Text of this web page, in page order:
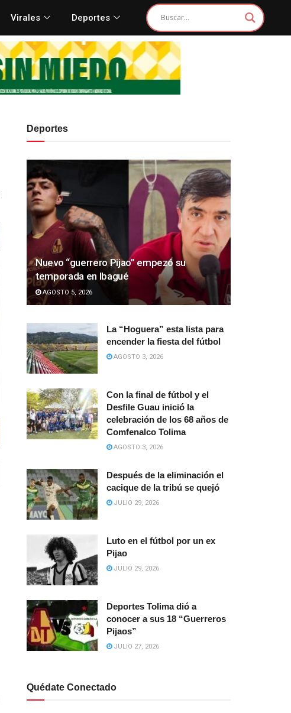
Virales Deportes
Deportes
Nuevo “guerrero Pijao” empezó su
temporada en Ibagué
AGOSTO 5, 2026
La “Hoguera” esta lista para
encender la fiesta del fútbol
AGOSTO 3, 2026
Con la final de fútbol y el
Desfile Guau inició la
celebración de los 68 años de
Comfenalco Tolima
AGOSTO 3, 2026
Después de la eliminación el
cacique de la tribú se quejó
JULIO 29, 2026
Luto en el fútbol por un ex
Pijao
JULIO 29, 2026
Deportes Tolima dió a
conocer a sus 18 “Guerreros
Pijaos”
JULIO 27, 2026
Quédate Conectado